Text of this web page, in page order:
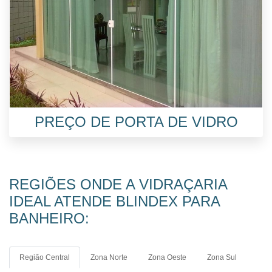
PREÇO DE PORTA DE VIDRO
REGIÕES ONDE A VIDRAÇARIA
IDEAL ATENDE BLINDEX PARA
BANHEIRO:
Região Central Zona Norte Zona Oeste Zona Sul